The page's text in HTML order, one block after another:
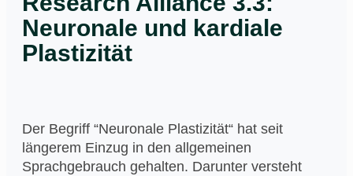
Neuronale und kardiale
Plastizität
Der Begriff “Neuronale Plastizität“ hat seit
längerem Einzug in den allgemeinen
Sprachgebrauch gehalten. Darunter versteht